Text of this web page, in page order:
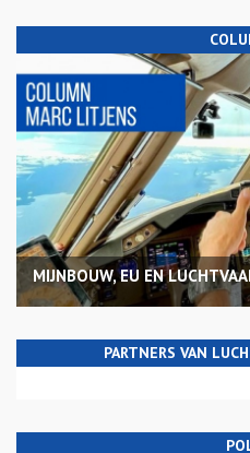
MIJNBOUW, EU EN
PARTNERS VAN